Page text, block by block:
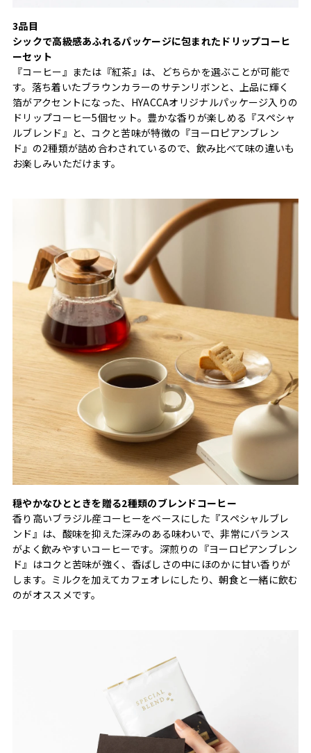
3品目
シックで高級感あふれるパッケージに包まれたドリップコーヒ
ーセット
『コーヒー』または『紅茶』は、どちらかを選ぶことが可能で
す。落ち着いたブラウンカラーのサテンリボンと、上品に輝く
箔がアクセントになった、HYACCAオリジナルパッケージ入りの
ドリップコーヒー5個セット。豊かな香りが楽しめる『スペシャ
ルブレンド』と、コクと苦味が特徴の『ヨーロピアンブレン
ド』の2種類が詰め合わされているので、飲み比べて味の違いも
お楽しみいただけます。
穏やかなひとときを贈る2種類のブレンドコーヒー
香り高いブラジル産コーヒーをベースにした『スペシャルブレ
ンド』は、酸味を抑えた深みのある味わいで、非常にバランス
がよく飲みやすいコーヒーです。深煎りの『ヨーロピアンブレン
ド』はコクと苦味が強く、香ばしさの中にほのかに甘い香りが
します。ミルクを加えてカフェオレにしたり、朝食と一緒に飲む
のがオススメです。